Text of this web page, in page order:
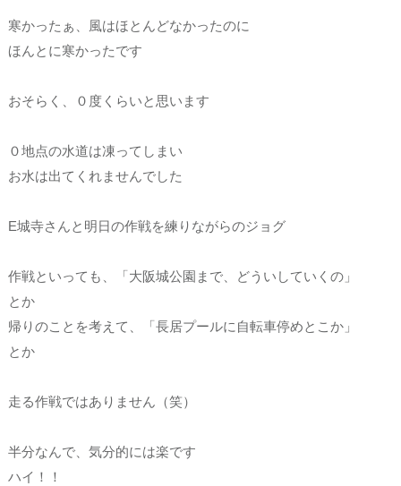
寒かったぁ、風はほとんどなかったのに
ほんとに寒かったです
おそらく、０度くらいと思います
０地点の水道は凍ってしまい
お水は出てくれませんでした
E城寺さんと明日の作戦を練りながらのジョグ
作戦といっても、「大阪城公園まで、どういしていくの」
とか
帰りのことを考えて、「長居プールに自転車停めとこか」
とか
走る作戦ではありません（笑）
半分なんで、気分的には楽です
ハイ！！